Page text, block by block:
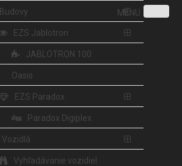
MENU
Budovy
EZS Jablotron
JABLOTRON 100
Oasis
EZS Paradox
Paradox Digiplex
Vozidlá
Vyhľadávanie vozidiel